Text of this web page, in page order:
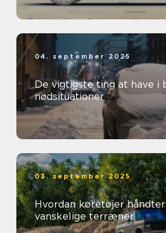
04. september 2025
De vigtigste ting at have i
nødsituationer
03. september 2025
Hvordan køretøjer
vanskelige terræner